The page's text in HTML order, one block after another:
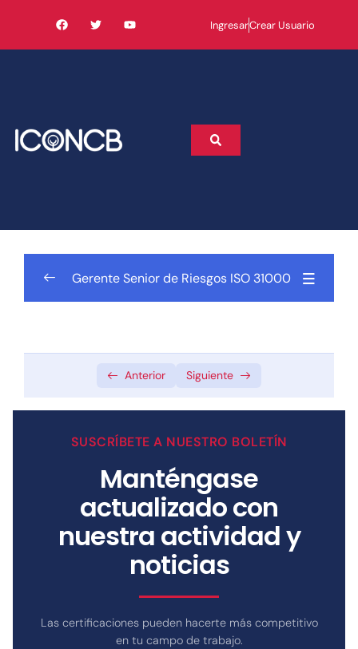
IngresarCrear Usuario
EXAMEN 0/1
Certificación Provisional – Nivel 0
Certificación – Nivel 1
Certificación – Nivel 2
Certificación – Nivel 3
Gerente Senior de Riesgos ISO 31000
Anterior Siguiente
SUSCRÍBETE A NUESTRO BOLETÍN
Manténgase
actualizado con
nuestra actividad y
noticias
Las certificaciones pueden hacerte más competitivo
en tu campo de trabajo.